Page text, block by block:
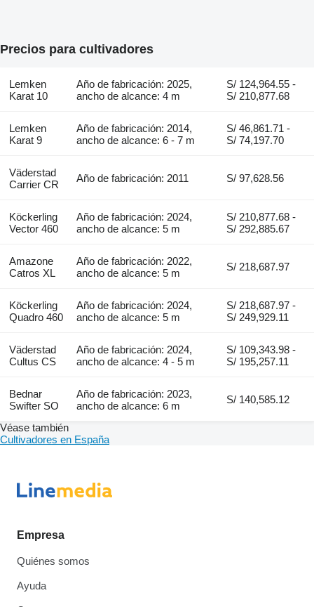
Precios para cultivadores
Lemken
Karat 10
Año de fabricación: 2025,
ancho de alcance: 4 m
S/ 124,964.55 -
S/ 210,877.68
Lemken
Karat 9
Año de fabricación: 2014,
ancho de alcance: 6 - 7 m
S/ 46,861.71 -
S/ 74,197.70
Väderstad
Carrier CR
Año de fabricación: 2011 S/ 97,628.56
Köckerling
Vector 460
Año de fabricación: 2024,
ancho de alcance: 5 m
S/ 210,877.68 -
S/ 292,885.67
Amazone
Catros XL
Año de fabricación: 2022,
ancho de alcance: 5 m
S/ 218,687.97
Köckerling
Quadro 460
Año de fabricación: 2024,
ancho de alcance: 5 m
S/ 218,687.97 -
S/ 249,929.11
Väderstad
Cultus CS
Año de fabricación: 2024,
ancho de alcance: 4 - 5 m
S/ 109,343.98 -
S/ 195,257.11
Bednar
Swifter SO
Año de fabricación: 2023,
ancho de alcance: 6 m
S/ 140,585.12
Véase también
Cultivadores en España
Empresa
Quiénes somos
Ayuda